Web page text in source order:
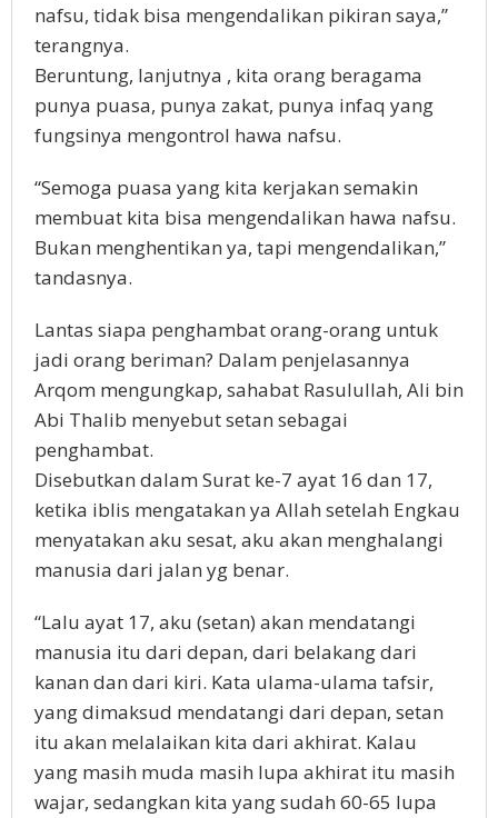
nafsu, tidak bisa mengendalikan pikiran saya,”
terangnya.
Beruntung, lanjutnya , kita orang beragama
punya puasa, punya zakat, punya infaq yang
fungsinya mengontrol hawa nafsu.
“Semoga puasa yang kita kerjakan semakin
membuat kita bisa mengendalikan hawa nafsu.
Bukan menghentikan ya, tapi mengendalikan,”
tandasnya.
Lantas siapa penghambat orang-orang untuk
jadi orang beriman? Dalam penjelasannya
Arqom mengungkap, sahabat Rasulullah, Ali bin
Abi Thalib menyebut setan sebagai
penghambat.
Disebutkan dalam Surat ke-7 ayat 16 dan 17,
ketika iblis mengatakan ya Allah setelah Engkau
menyatakan aku sesat, aku akan menghalangi
manusia dari jalan yg benar.
“Lalu ayat 17, aku (setan) akan mendatangi
manusia itu dari depan, dari belakang dari
kanan dan dari kiri. Kata ulama-ulama tafsir,
yang dimaksud mendatangi dari depan, setan
itu akan melalaikan kita dari akhirat. Kalau
yang masih muda masih lupa akhirat itu masih
wajar, sedangkan kita yang sudah 60-65 lupa